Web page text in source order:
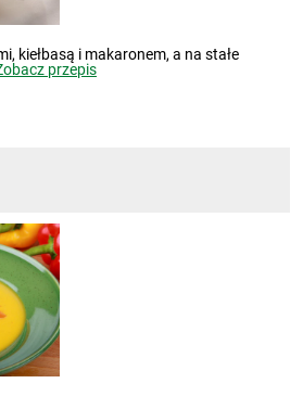
kiełbasą i makaronem, a na stałe
przepis